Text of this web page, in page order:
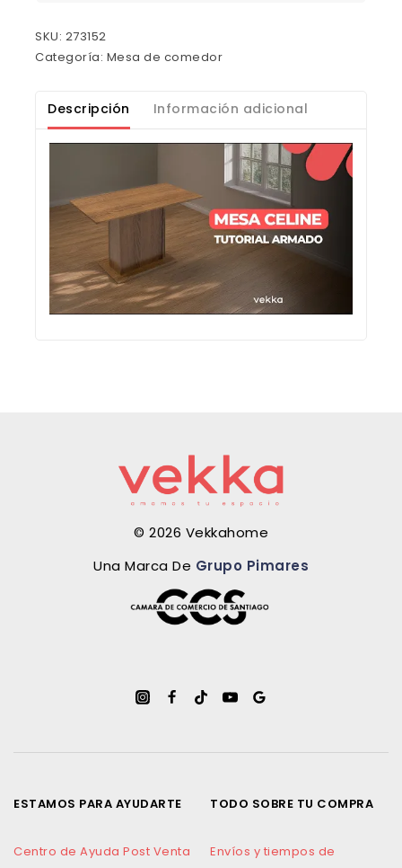
SKU: 273152
Categoría: Mesa de comedor
Descripción Información adicional
© 2026 Vekkahome
Una Marca De Grupo Pimares
ESTAMOS PARA AYUDARTE
Centro de Ayuda Post Venta
TODO SOBRE TU COMPRA
Envíos y tiempos de